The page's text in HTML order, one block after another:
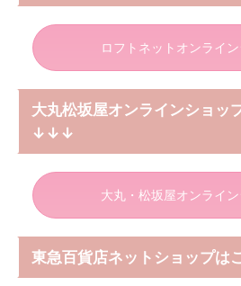
ロフトネットオンライ
大丸松坂屋オンラインショッ
↓↓↓
大丸・松坂屋オンライ
東急百貨店ネットショップ